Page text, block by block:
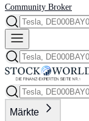
Community Broker
Märkte